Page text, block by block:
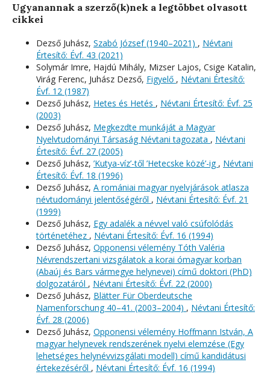
Ugyanannak a szerző(k)nek a legtöbbet olvasott
cikkei
Dezső Juhász, Szabó József (1940–2021) , Névtani
Értesítő: Évf. 43 (2021)
Solymár Imre, Hajdú Mihály, Mizser Lajos, Csige Katalin,
Virág Ferenc, Juhász Dezső, Figyelő , Névtani Értesítő:
Évf. 12 (1987)
Dezső Juhász, Hetes és Hetés , Névtani Értesítő: Évf. 25
(2003)
Dezső Juhász, Megkezdte munkáját a Magyar
Nyelvtudományi Társaság Névtani tagozata , Névtani
Értesítő: Évf. 27 (2005)
Dezső Juhász, ’Kutya-víz’-től ’Hetecske közé’-ig , Névtani
Értesítő: Évf. 18 (1996)
Dezső Juhász, A romániai magyar nyelvjárások atlasza
névtudományi jelentőségéről , Névtani Értesítő: Évf. 21
(1999)
Dezső Juhász, Egy adalék a névvel való csúfolódás
történetéhez , Névtani Értesítő: Évf. 16 (1994)
Dezső Juhász, Opponensi vélemény Tóth Valéria
Névrendszertani vizsgálatok a korai ómagyar korban
(Abaúj és Bars vármegye helynevei) című doktori (PhD)
dolgozatáról , Névtani Értesítő: Évf. 22 (2000)
Dezső Juhász, Blätter Für Oberdeutsche
Namenforschung 40–41. (2003–2004) , Névtani Értesítő:
Évf. 28 (2006)
Dezső Juhász, Opponensi vélemény Hoffmann István, A
magyar helynevek rendszerének nyelvi elemzése (Egy
lehetséges helynévvizsgálati modell) című kandidátusi
értekezéséről , Névtani Értesítő: Évf. 16 (1994)